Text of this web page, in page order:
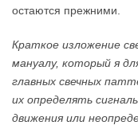
остаются прежними.
Краткое изложение
мануалу, который я
главных свечных
их определять
движения или